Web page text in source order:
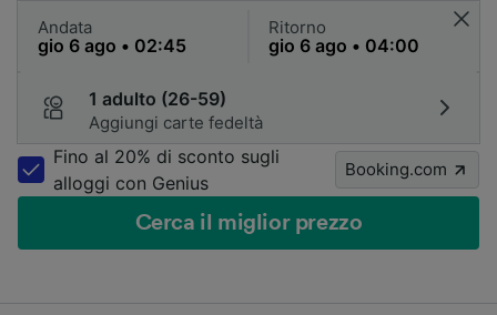
Andata Ritorno
1 adulto (26-59)
Aggiungi carte fedeltà
Fino al 20% di sconto sugli
alloggi con Genius
Booking.com
Cerca il miglior prezzo